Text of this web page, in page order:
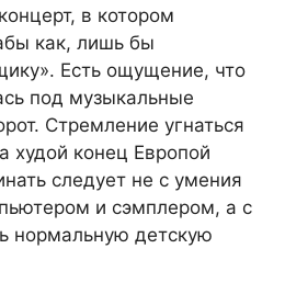
в котором
как, лишь бы
Есть ощущение, что
под музыкальные
Стремление угнаться
худой конец Европой
следует не с умения
и сэмплером, а с
нормальную детскую